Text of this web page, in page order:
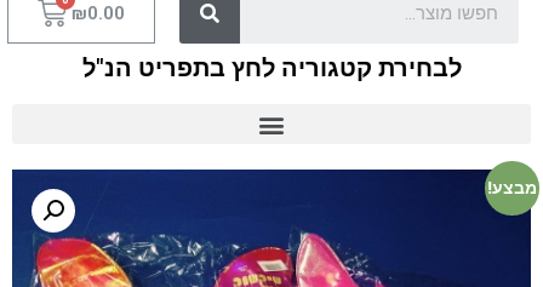
₪0.00
לבחירת קטגוריה לחץ בתפריט הנ"ל
מבצע!